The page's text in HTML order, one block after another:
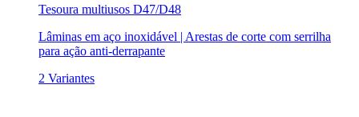
Tesoura multiusos D47/D48
Lâminas em aço inoxidável | Arestas de corte com serrilha
para ação anti-derrapante
2 Variantes